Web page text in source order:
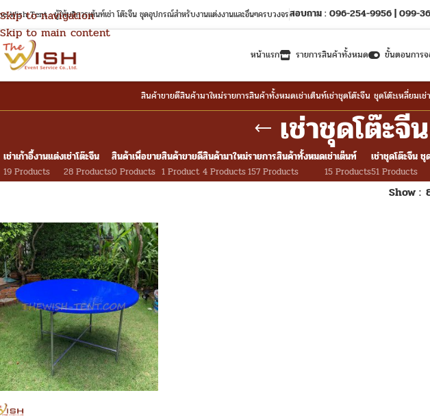
Skip to navigation
Skip to main content
Wish Tent : ผู้ให้บริการเต้นท์เช่า โต๊ะจีน ชุดอุปกรณ์สำหรับงานแต่งงานและอื่นๆครบวงจรสอบถาม : 096-254-9956 | 099-
หน้าแรก รายการสินค้าทั้งหมด ขั้นตอนการ
สินค้าขายดีสินค้ามาใหม่รายการสินค้าทั้งหมดเช่าเต็นท์เช่าชุดโต๊ะจีน ชุดโต๊ะเหลี่ยมเ
เช่าชุดโต๊ะ
เช่าเก้าอี้งานแต่ง
19 Products
เช่าโต๊ะจีน
28 Products
สินค้าเพื่อขาย
0 Products
สินค้าขายดี
1 Product
สินค้ามาใหม่
4 Products
รายการสินค้าทั้งหมด
157 Products
เช่าเต็นท์
15 Products
เช่าชุดโต๊ะจีน ชุ
51 Products
Show